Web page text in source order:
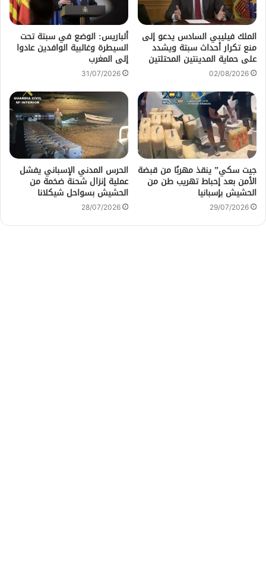
الملك فيليبي السادس يدعو إلى
منع تكرار أحداث سبتة ويشدد
على حماية المدينتين المحتلتين
02/08/2026
ألباريس: الوضع في سبتة تحت
السيطرة وغالبية الوافدين عادوا
إلى المغرب
31/07/2026
جيت سكي” ينقذ مهربًا من قبضة
الأمن بعد إحباط تهريب طن من
الحشيش بإسبانيا
29/07/2026
الحرس المدني الإسباني يفشل
عملية إنزال شحنة ضخمة من
الحشيش بسواحل شيكلانا
28/07/2026